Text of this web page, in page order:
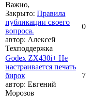
Важно,
Закрыто: Правила
публикации своего
вопроса.
автор: Алексей
Техподдержка
0
Godex ZX430i+ Не
настраивается печать
бирок
автор: Евгений
Морозов
7